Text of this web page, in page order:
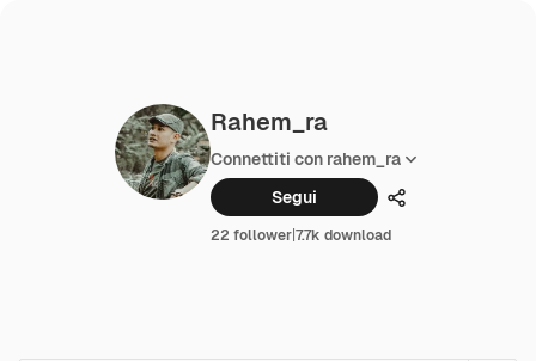
Rahem_ra
Connettiti con rahem_ra
Segui
Condividi
22 follower|7.7k download